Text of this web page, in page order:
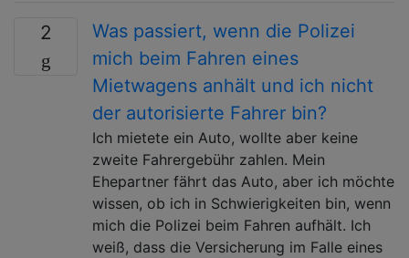
2
Was passiert, wenn die Polizei
mich beim Fahren eines
Mietwagens anhält und ich nicht
der autorisierte Fahrer bin?
Ich mietete ein Auto, wollte aber keine
zweite Fahrergebühr zahlen. Mein
Ehepartner fährt das Auto, aber ich möchte
wissen, ob ich in Schwierigkeiten bin, wenn
mich die Polizei beim Fahren aufhält. Ich
weiß, dass die Versicherung im Falle eines